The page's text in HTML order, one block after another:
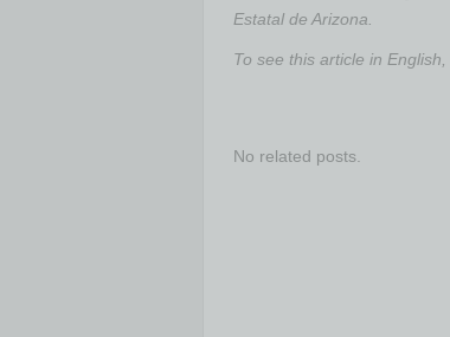
Estatal de Arizona.
To see this article in English,
No related posts.